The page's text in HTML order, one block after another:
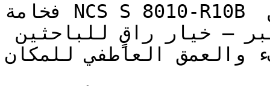
فخامة NCS S 8010-R10B تضعه تماماً على الحدود بين
الوردي العميق والوردي المغبر — خيار راقٍ للباحثين
والعمق العاطفي للمكان.